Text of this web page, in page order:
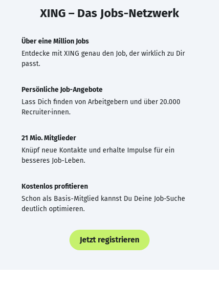
XING – Das Jobs-Netzwerk
Über eine Million Jobs
Entdecke mit XING genau den Job, der wirklich zu Dir
passt.
Persönliche Job-Angebote
Lass Dich finden von Arbeitgebern und über 20.000
Recruiter·innen.
21 Mio. Mitglieder
Knüpf neue Kontakte und erhalte Impulse für ein
besseres Job-Leben.
Kostenlos profitieren
Schon als Basis-Mitglied kannst Du Deine Job-Suche
deutlich optimieren.
Jetzt registrieren